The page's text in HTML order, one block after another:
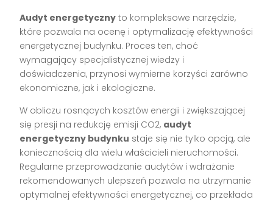
Audyt energetyczny to kompleksowe narzędzie,
które pozwala na ocenę i optymalizację efektywności
energetycznej budynku. Proces ten, choć
wymagający specjalistycznej wiedzy i
doświadczenia, przynosi wymierne korzyści zarówno
ekonomiczne, jak i ekologiczne.
W obliczu rosnących kosztów energii i zwiększającej
się presji na redukcję emisji CO2, audyt
energetyczny budynku staje się nie tylko opcją, ale
koniecznością dla wielu właścicieli nieruchomości.
Regularne przeprowadzanie audytów i wdrażanie
rekomendowanych ulepszeń pozwala na utrzymanie
optymalnej efektywności energetycznej, co przekłada